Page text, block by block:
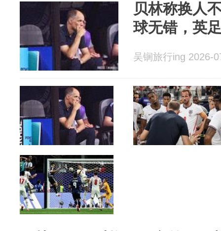
贝林称换人
球无错，英
吴锎旅行ing 2026-